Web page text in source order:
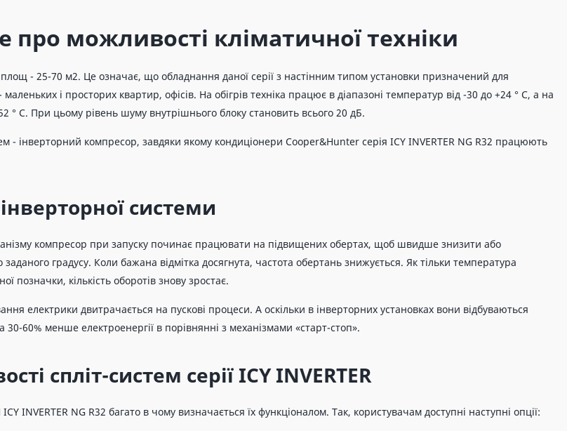
про можливості кліматичної техніки
- 25-70 м2. Це означає, що обладнання даної серії з настінним типом установки призначений для
і просторих квартир, офісів. На обігрів техніка працює в діапазоні температур від -30 до +24 ° C, а на
° C. При цьому рівень шуму внутрішнього блоку становить всього 20 дБ.
- інверторний компресор, завдяки якому кондиціонери Cooper&Hunter серія ICY INVERTER NG R32 працюють
системи
компресор при запуску починає працювати на підвищених обертах, щоб швидше знизити або
градусу. Коли бажана відмітка досягнута, частота обертань знижується. Як тільки температура
позначки, кількість оборотів знову зростає.
електрики двитрачається на пускові процеси. А оскільки в інверторних установках вони відбуваються
30-60% менше електроенергії в порівнянні з механізмами «старт-стоп».
спліт-систем серії ICY INVERTER
INVERTER NG R32 багато в чому визначається їх функціоналом. Так, користувачам доступні наступні опції: